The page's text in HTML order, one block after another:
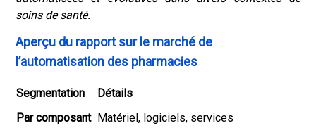
soins de santé.
Aperçu du rapport sur le marché de
l’automatisation des pharmacies
Segmentation
Détails
Par composant Matériel, logiciels, services